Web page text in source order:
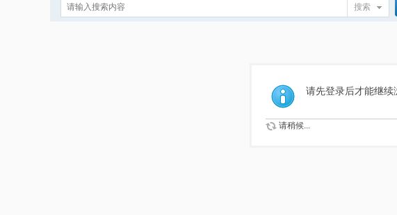
搜索
请先登录后才能继续
请稍候...